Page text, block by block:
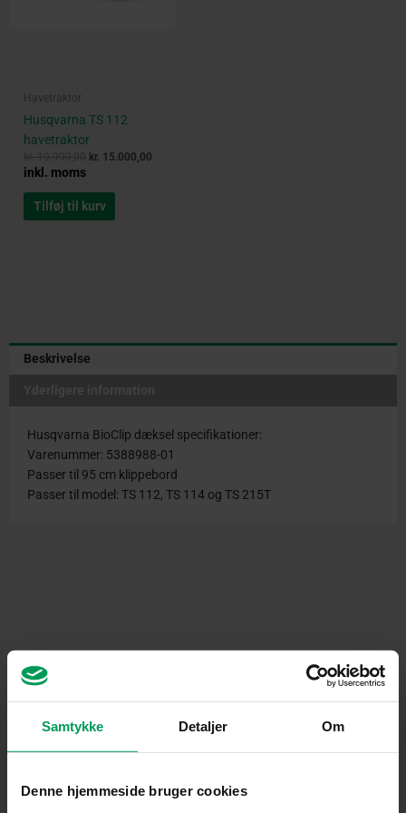
Samtykke Detaljer Om
Denne hjemmeside bruger cookies
Havetraktor
Husqvarna TS 112
havetraktor
kr. 15.000,00
inkl. moms
Tilføj til kurv
Beskrivelse
Husqvarna BioClip dæksel specifikationer:
Varenummer: 5388988-01
Passer til 95 cm klippebord
Passer til model: TS 112, TS 114 og TS 215T
Relaterede produkter